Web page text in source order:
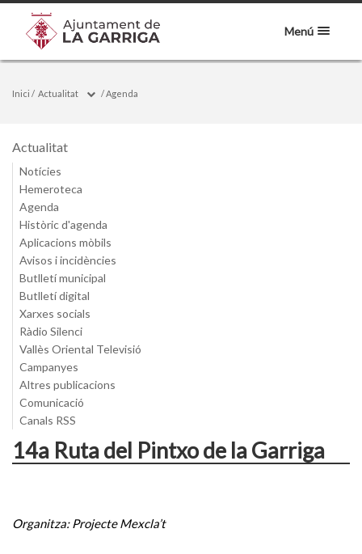
Menú
Inici / Actualitat /Agenda
Actualitat
Notícies
Hemeroteca
Agenda
Històric d'agenda
Aplicacions mòbils
Avisos i incidències
Butlletí municipal
Butlletí digital
Xarxes socials
Ràdio Silenci
Vallès Oriental Televisió
Campanyes
Altres publicacions
Comunicació
Canals RSS
14a Ruta del Pintxo de la Garriga
Organitza: Projecte Mexcla’t